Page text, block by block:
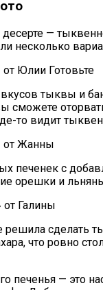
—
несколько
Юлии Готовьте
тыквы и
то видит
от Жанны
с
орешки и
Галины
сделать
что ровно
печенья — это